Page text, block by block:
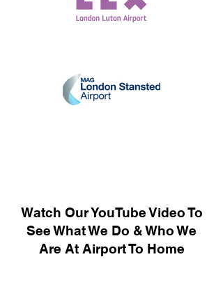
Watch Our YouTube Video To
See What We Do & Who We
Are At Airport To Home